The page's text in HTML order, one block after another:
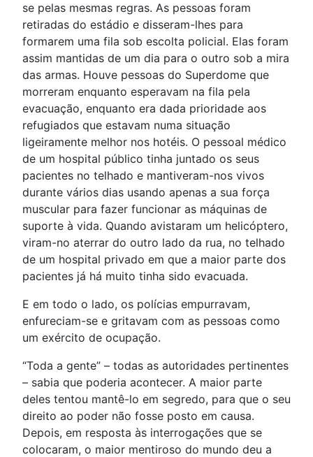
se pelas mesmas regras. As pessoas foram
retiradas do estádio e disseram-lhes para
formarem uma fila sob escolta policial. Elas foram
assim mantidas de um dia para o outro sob a mira
das armas. Houve pessoas do Superdome que
morreram enquanto esperavam na fila pela
evacuação, enquanto era dada prioridade aos
refugiados que estavam numa situação
ligeiramente melhor nos hotéis. O pessoal médico
de um hospital público tinha juntado os seus
pacientes no telhado e mantiveram-nos vivos
durante vários dias usando apenas a sua força
muscular para fazer funcionar as máquinas de
suporte à vida. Quando avistaram um helicóptero,
viram-no aterrar do outro lado da rua, no telhado
de um hospital privado em que a maior parte dos
pacientes já há muito tinha sido evacuada.
E em todo o lado, os polícias empurravam,
enfureciam-se e gritavam com as pessoas como
um exército de ocupação.
“Toda a gente” – todas as autoridades pertinentes
– sabia que poderia acontecer. A maior parte
deles tentou mantê-lo em segredo, para que o seu
direito ao poder não fosse posto em causa.
Depois, em resposta às interrogações que se
colocaram, o maior mentiroso do mundo deu a